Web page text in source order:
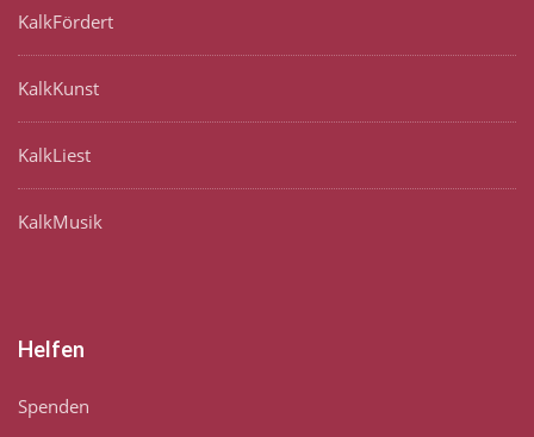
KalkFördert
KalkKunst
KalkLiest
KalkMusik
Helfen
Spenden